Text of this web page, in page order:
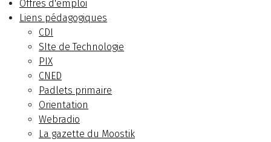
Offres d'emploi
Liens pédagogiques
CDI
SIte de Technologie
PIX
CNED
Padlets primaire
Orientation
Webradio
La gazette du Moostik